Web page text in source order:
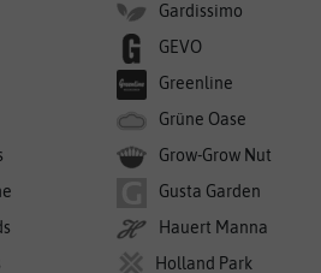
Gardissimo
GEVO
Greenline
Grüne Oase
Grow-Grow Nut
Gusta Garden
Hauert Manna
Holland Park